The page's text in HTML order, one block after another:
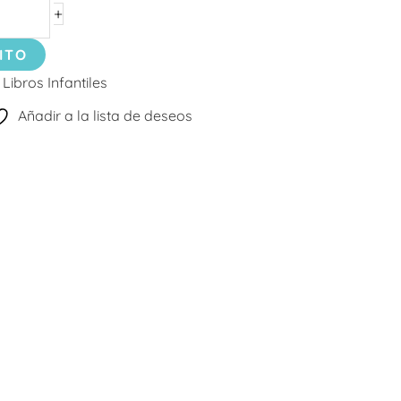
+
Libros Infantiles
Añadir a la lista de deseos